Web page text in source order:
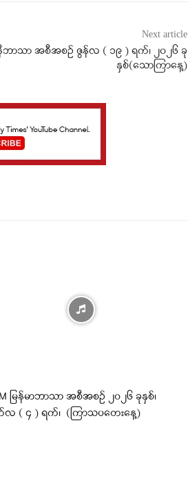
Next article
ဘာသာ အစီအစဉ် ဇွန်လ ( ၁၉ ) ရက်၊ ၂၀၂၆ ခု
နှစ်(သောကြာနေ့)
မြန်မာဘာသာ အစီအစဉ် ၂၀၂၆ ခုနှစ်၊
( ၄ ) ရက်၊ (ကြာသပတေးနေ့)